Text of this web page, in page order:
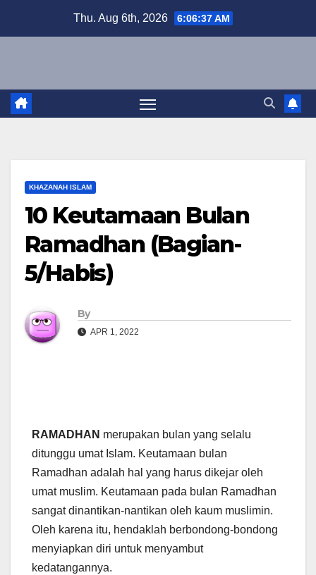
Thu. Aug 6th, 2026 6:06:38 AM
KHAZANAH ISLAM
10 Keutamaan Bulan
Ramadhan (Bagian-
5/Habis)
By
APR 1, 2022
RAMADHAN merupakan bulan yang selalu
ditunggu umat Islam. Keutamaan bulan
Ramadhan adalah hal yang harus dikejar oleh
umat muslim. Keutamaan pada bulan Ramadhan
sangat dinantikan-nantikan oleh kaum muslimin.
Oleh karena itu, hendaklah berbondong-bondong
menyiapkan diri untuk menyambut
kedatangannya.